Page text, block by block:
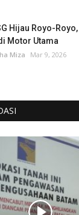
Hijau Royo-
Motor Utama
Miza Mar 9, 2026